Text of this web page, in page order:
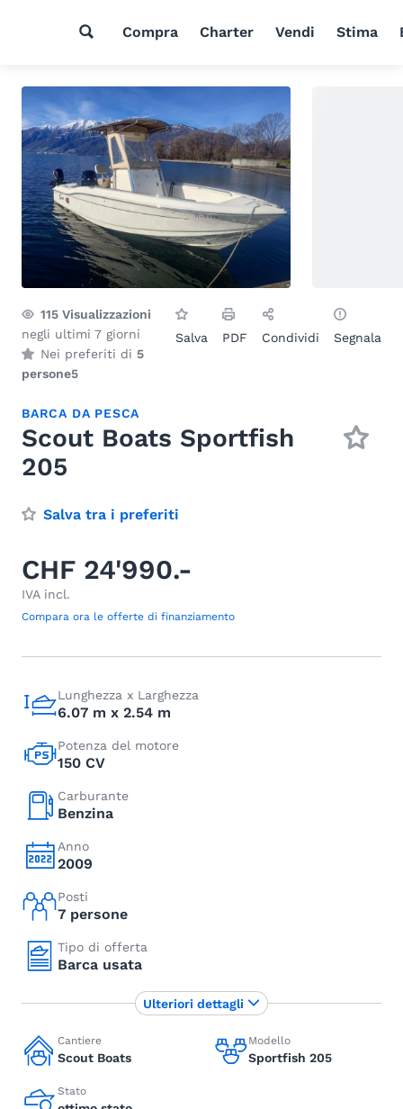
Compra Charter Vendi Stima
115 Visualizzazioni
negli ultimi 7 giorni
Nei preferiti di 5
persone5
Salva PDF Condividi Segnala
BARCA DA PESCA
Scout Boats Sportfish
205
Salva tra i preferiti
CHF 24'990.-
IVA incl.
Compara ora le offerte di finanziamento
Lunghezza x Larghezza
6.07 m x 2.54 m
Potenza del motore
150 CV
Carburante
Benzina
Anno
2009
Posti
7 persone
Tipo di offerta
Barca usata
Cantiere
Scout Boats
Modello
Sportfish 205
Stato
Ulteriori dettagli